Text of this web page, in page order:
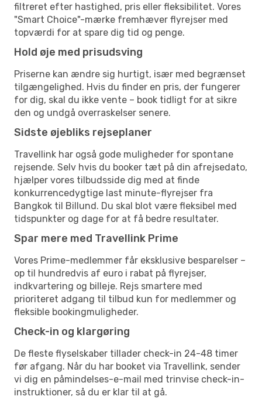
filtreret efter hastighed, pris eller fleksibilitet. Vores
"Smart Choice"-mærke fremhæver flyrejser med
topværdi for at spare dig tid og penge.
Hold øje med prisudsving
Priserne kan ændre sig hurtigt, især med begrænset
tilgængelighed. Hvis du finder en pris, der fungerer
for dig, skal du ikke vente – book tidligt for at sikre
den og undgå overraskelser senere.
Sidste øjebliks rejseplaner
Travellink har også gode muligheder for spontane
rejsende. Selv hvis du booker tæt på din afrejsedato,
hjælper vores tilbudsside dig med at finde
konkurrencedygtige last minute-flyrejser fra
Bangkok til Billund. Du skal blot være fleksibel med
tidspunkter og dage for at få bedre resultater.
Spar mere med Travellink Prime
Vores Prime-medlemmer får eksklusive besparelser –
op til hundredvis af euro i rabat på flyrejser,
indkvartering og billeje. Rejs smartere med
prioriteret adgang til tilbud kun for medlemmer og
fleksible bookingmuligheder.
Check-in og klargøring
De fleste flyselskaber tillader check-in 24-48 timer
før afgang. Når du har booket via Travellink, sender
vi dig en påmindelses-e-mail med trinvise check-in-
instruktioner, så du er klar til at gå.